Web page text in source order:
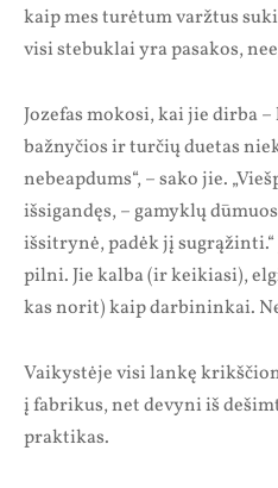
kaip mes turėtum varžtus
visi stebuklai yra pasakos,
Jozefas mokosi, kai jie dirba –
bažnyčios ir turčių duetas
nebeapdums“, – sako jie.
išsigandęs, – gamyklų
išsitrynė, padėk jį
pilni. Jie kalba (ir keikiasi),
kas norit) kaip darbininkai.
Vaikystėje visi lankę
į fabrikus, net devyni iš
praktikas.